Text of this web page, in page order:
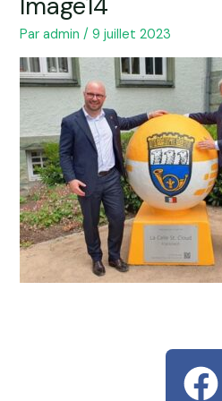
Paradmin/9 juillet 2023
F
a